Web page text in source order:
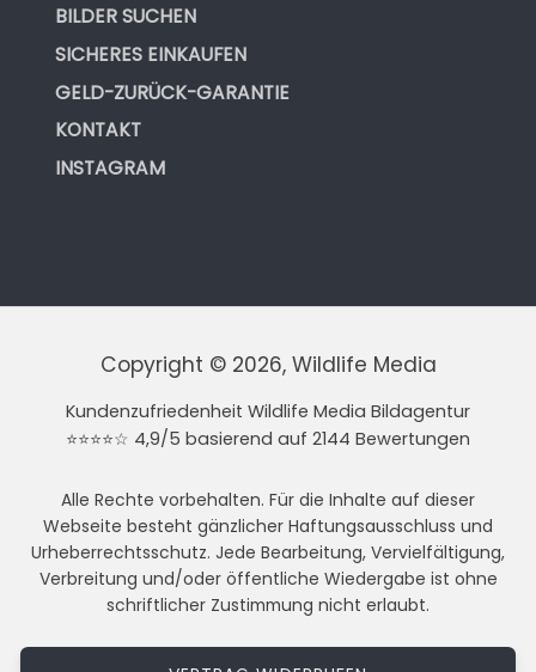
BILDER SUCHEN
SICHERES EINKAUFEN
GELD-ZURÜCK-GARANTIE
KONTAKT
INSTAGRAM
Copyright © 2026, Wildlife Media
Kundenzufriedenheit Wildlife Media Bildagentur
⭐⭐⭐⭐☆ 4,9/5 basierend auf 2144 Bewertungen
Alle Rechte vorbehalten. Für die Inhalte auf dieser
Webseite besteht gänzlicher Haftungsausschluss und
Urheberrechtsschutz. Jede Bearbeitung, Vervielfältigung,
Verbreitung und/oder öffentliche Wiedergabe ist ohne
schriftlicher Zustimmung nicht erlaubt.